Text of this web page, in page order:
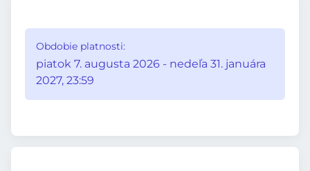
Obdobie platnosti:
piatok 7. augusta 2026 - nedeľa 31. januára
2027, 23:59